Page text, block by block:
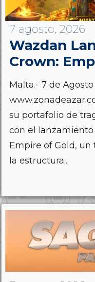
7 agosto, 2026
Wazdan
Crown:
Malta.- 7 de Agosto
su portafolio de
con el
Empire of Gold,
la estructura...